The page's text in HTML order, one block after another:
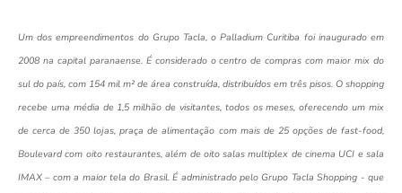
Um dos empreendimentos do Grupo Tacla, o Palladium Curitiba foi inaugurado em
2008 na capital paranaense. É considerado o centro de compras com maior mix do
sul do país, com 154 mil m² de área construída, distribuídos em três pisos. O shopping
recebe uma média de 1,5 milhão de visitantes, todos os meses, oferecendo um mix
de cerca de 350 lojas, praça de alimentação com mais de 25 opções de fast-food,
Boulevard com oito restaurantes, além de oito salas multiplex de cinema UCI e sala
IMAX – com a maior tela do Brasil. É administrado pelo Grupo Tacla Shopping - que